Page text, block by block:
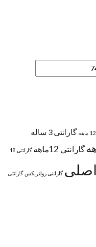
گارانتی 3 ساله
گارانتی 12ماهه گارانتی 18
اصلی گارانتی زولتریکس گارانتی